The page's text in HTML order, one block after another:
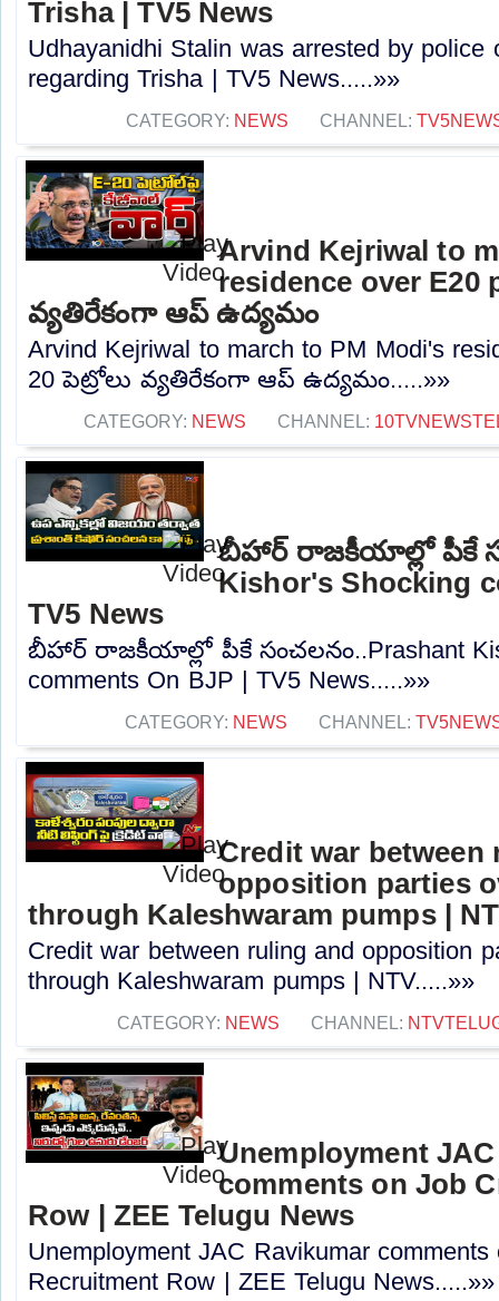
Trisha | TV5 News
Udhayanidhi Stalin was arrested by police
regarding Trisha | TV5 News.....»»
CATEGORY: NEWS CHANNEL:
Arvind Kejriwal to
residence over E20
వ్యతిరేకంగా ఆప్ ఉద్యమం
Arvind Kejriwal to march to PM Modi's
20 పెట్రోలు వ్యతిరేకంగా ఆప్ ఉద్యమం.....»»
CATEGORY: NEWS CHANNEL:
బీహార్ రాజకీయాల్లో పీకే
Kishor's Shocking
TV5 News
బీహార్ రాజకీయాల్లో పీకే సంచలనం..Prashant
comments On BJP | TV5 News.....»»
CATEGORY: NEWS CHANNEL:
Credit war between
opposition parties
through Kaleshwaram pumps |
Credit war between ruling and opposition
through Kaleshwaram pumps | NTV.....»»
CATEGORY: NEWS CHANNEL:
Unemployment
comments on Job
Row | ZEE Telugu News
Unemployment JAC Ravikumar
Recruitment Row | ZEE Telugu News.....»»